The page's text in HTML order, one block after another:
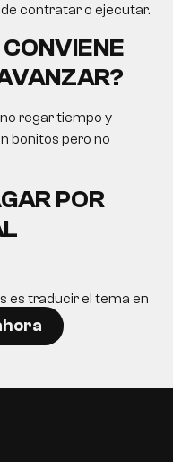
contratar o ejecutar.
regar tiempo y
bonitos pero no
POR
es traducir el tema en
realistas.